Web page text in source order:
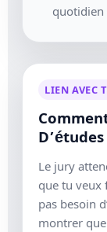
quotidien
LIEN AVEC
Le jury
que tu veux
pas besoin
montrer